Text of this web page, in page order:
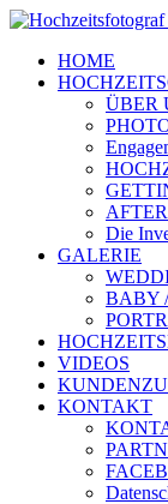
Zum
springenHOME
ÜBER
Die
GALERIE
BABY
VIDEOS
KONTAKT